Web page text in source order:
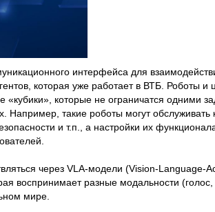
интерфейса для
которая уже работает в ВТБ. Роботы
«кубики», которые не ограничатся одними
такие роботы могут обслуживать
и т.п., а настройки их
через VLA-модели (Vision-Language-
воспринимает разные модальности
мире.